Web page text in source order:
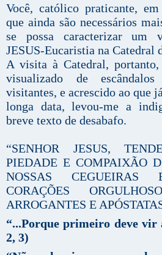
Você, católico praticante,
que ainda são necessários
se possa caracterizar um
JESUS-Eucaristia na Catedral
A visita à Catedral,
visualizado de
visitantes, e acrescido ao que
longa data, levou-me a
breve texto de desabafo.
“SENHOR JESUS,
PIEDADE E COMPAIXÃO
NOSSAS
CORAÇÕES
ARROGANTES E
“...Porque primeiro deve vir
2, 3)